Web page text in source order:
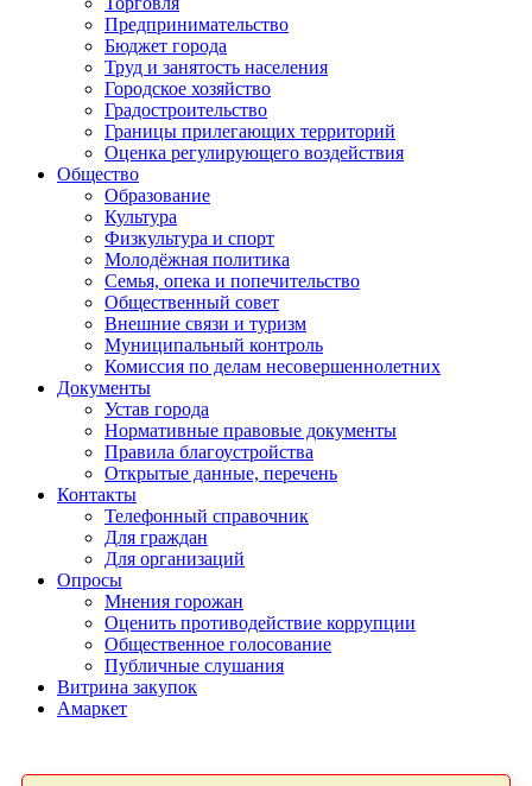
Предпринимательство
Бюджет города
Труд и занятость населения
Городское хозяйство
Градостроительство
Границы прилегающих территорий
Оценка регулирующего воздействия
Общество
Образование
Культура
Физкультура и спорт
Молодёжная политика
Семья, опека и попечительство
Общественный совет
Внешние связи и туризм
Муниципальный контроль
Комиссия по делам несовершеннолетних
Документы
Устав города
Нормативные правовые документы
Правила благоустройства
Открытые данные, перечень
Контакты
Телефонный справочник
Для граждан
Для организаций
Опросы
Мнения горожан
Оценить противодействие коррупции
Общественное голосование
Публичные слушания
Витрина закупок
Амаркет